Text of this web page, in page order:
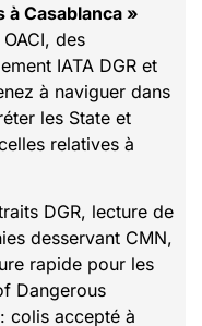
Casablanca »
des
IATA DGR et
à naviguer dans
les State et
relatives à
DGR, lecture de
desservant CMN,
rapide pour les
Dangerous
colis accepté à